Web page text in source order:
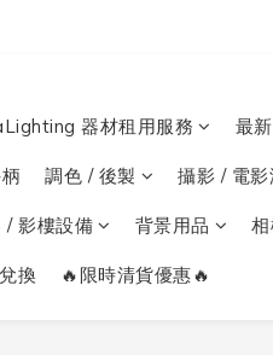
器材租用服務 最
調色 / 後製 攝影 / 電影
/ 影樓設備 背景用品
換 🔥限時清貨優惠🔥